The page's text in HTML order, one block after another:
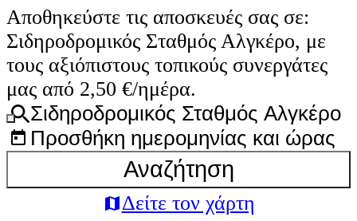
Αποθηκεύστε τις αποσκευές σας σε:
Σιδηροδρομικός Σταθμός Αλγκέρο, με
τους αξιόπιστους τοπικούς συνεργάτες
μας από 2,50 €/ημέρα.
Σιδηροδρομικός Σταθμός Αλγκέρο
Προσθήκη ημερομηνίας και ώρας
Αναζήτηση
Δείτε τον χάρτη